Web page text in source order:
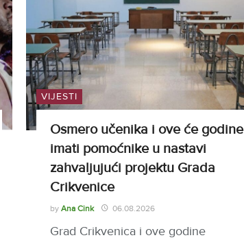
VIJESTI
Osmero učenika i ove će godine
imati pomoćnike u nastavi
zahvaljujući projektu Grada
Crikvenice
by Ana Cink 06.08.2026
Grad Crikvenica i ove godine